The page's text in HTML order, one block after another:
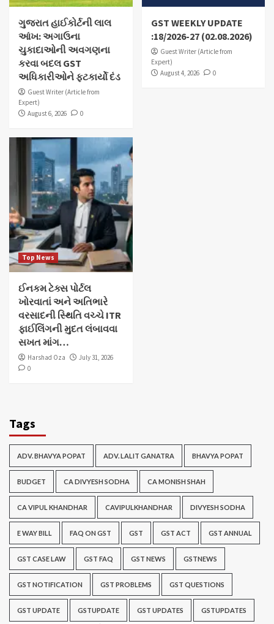
ગુજરાત હાઈકોર્ટની લાલ
આંખ: અગાઉના
ચુકાદાઓની અવગણના
કરવા બદલ GST
અધિકારીઓને ફટકાર્યો દંડ
Guest Writer (Article from
Expert)
August 6, 2026
0
GST WEEKLY UPDATE
:18/2026-27 (02.08.2026)
Guest Writer (Article from
Expert)
August 4, 2026
0
Top News
ઈનકમ ટેક્સ પોર્ટલ
ખોરવાતાં અને અતિભારે
વરસાદની સ્થિતિ વચ્ચે ITR
ફાઈલિંગની મુદત લંબાવવા
સખત માંગ…
Harshad Oza
July 31, 2026
0
Tags
ADV. BHAVYA POPAT ADV. LALIT GANATRA BHAVYA POPAT
BUDGET CA DIVYESH SODHA CA MONISH SHAH
CA VIPUL KHANDHAR CAVIPULKHANDHAR DIVYESH SODHA
E WAY BILL FAQ ON GST GST GST ACT GST ANNUAL
GST CASE LAW GST FAQ GST NEWS GSTNEWS
GST NOTIFICATION GST PROBLEMS GST QUESTIONS
GST UPDATE GSTUPDATE GST UPDATES GSTUPDATES